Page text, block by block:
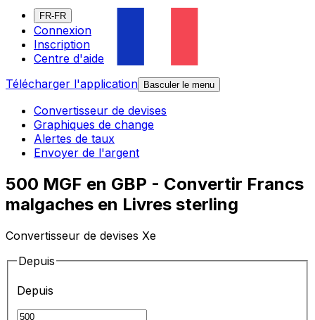
FR-FR
Connexion
Inscription
Centre d'aide
Télécharger l'application
Basculer le menu
Convertisseur de devises
Graphiques de change
Alertes de taux
Envoyer de l'argent
500 MGF en GBP - Convertir Francs
malgaches en Livres sterling
Convertisseur de devises Xe
Depuis
Depuis